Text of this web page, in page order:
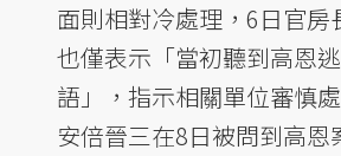
面則相對冷處理，6日官房
也僅表示「當初聽到高恩
語」，指示相關單位審慎
安倍晉三在8日被問到高恩